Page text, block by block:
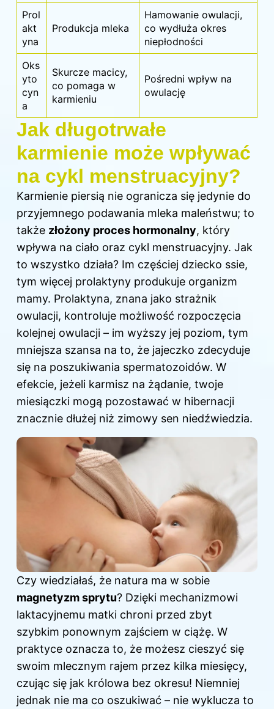
Prol
akt
yna
Produkcja mleka
Hamowanie owulacji,
co wydłuża okres
niepłodności
Oks
yto
cyn
a
Skurcze macicy,
co pomaga w
karmieniu
Pośredni wpływ na
owulację
Jak długotrwałe
karmienie może wpływać
na cykl menstruacyjny?
Karmienie piersią nie ogranicza się jedynie do
przyjemnego podawania mleka maleństwu; to
także złożony proces hormonalny, który
wpływa na ciało oraz cykl menstruacyjny. Jak
to wszystko działa? Im częściej dziecko ssie,
tym więcej prolaktyny produkuje organizm
mamy. Prolaktyna, znana jako strażnik
owulacji, kontroluje możliwość rozpoczęcia
kolejnej owulacji – im wyższy jej poziom, tym
mniejsza szansa na to, że jajeczko zdecyduje
się na poszukiwania spermatozoidów. W
efekcie, jeżeli karmisz na żądanie, twoje
miesiączki mogą pozostawać w hibernacji
znacznie dłużej niż zimowy sen niedźwiedzia.
Czy wiedziałaś, że natura ma w sobie
magnetyzm sprytu? Dzięki mechanizmowi
laktacyjnemu matki chroni przed zbyt
szybkim ponownym zajściem w ciążę. W
praktyce oznacza to, że możesz cieszyć się
swoim mlecznym rajem przez kilka miesięcy,
czując się jak królowa bez okresu! Niemniej
jednak nie ma co oszukiwać – nie wyklucza to